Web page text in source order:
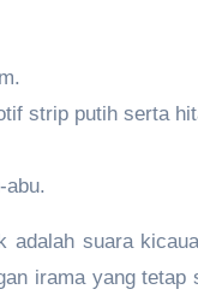
strip putih serta
abu.
adalah suara
irama yang